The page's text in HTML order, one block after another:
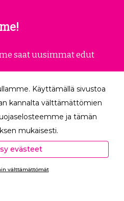
saat uusimmat edut
Käyttämällä sivustoa
kannalta välttämättömien
ja tämän
mukaisesti.
ja markkinointievästeet
analysoimaan
ja käyttöä (Analytiikka ja
evästeet
välttämättömät